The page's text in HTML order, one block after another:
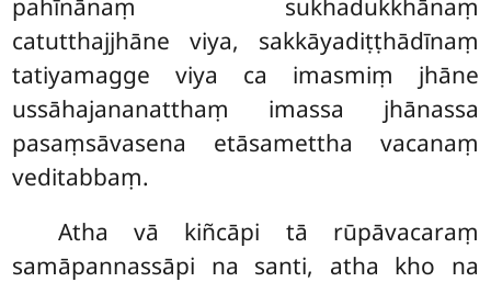
pahīnānaṃ sukhadukkhānaṃ
catutthajjhāne viya, sakkāyadiṭṭhādīnaṃ
tatiyamagge viya ca imasmiṃ jhāne
ussāhajananatthaṃ imassa jhānassa
pasaṃsāvasena etāsamettha vacanaṃ
veditabbaṃ.
Atha vā kiñcāpi tā rūpāvacaraṃ
samāpannassāpi na santi, atha kho na